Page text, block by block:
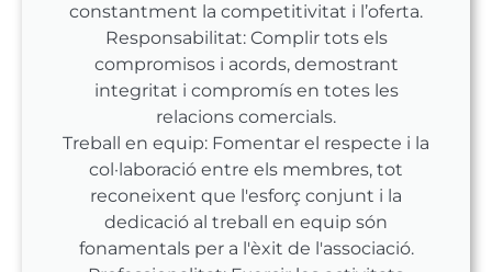
constantment la competitivitat i l’oferta.
Responsabilitat: Complir tots els
compromisos i acords, demostrant
integritat i compromís en totes les
relacions comercials.
Treball en equip: Fomentar el respecte i la
col·laboració entre els membres, tot
reconeixent que l'esforç conjunt i la
dedicació al treball en equip són
fonamentals per a l'èxit de l'associació.